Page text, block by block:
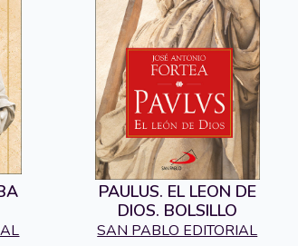
PAULUS. EL LEON DE
DIOS. BOLSILLO
SAN PABLO EDITORIAL